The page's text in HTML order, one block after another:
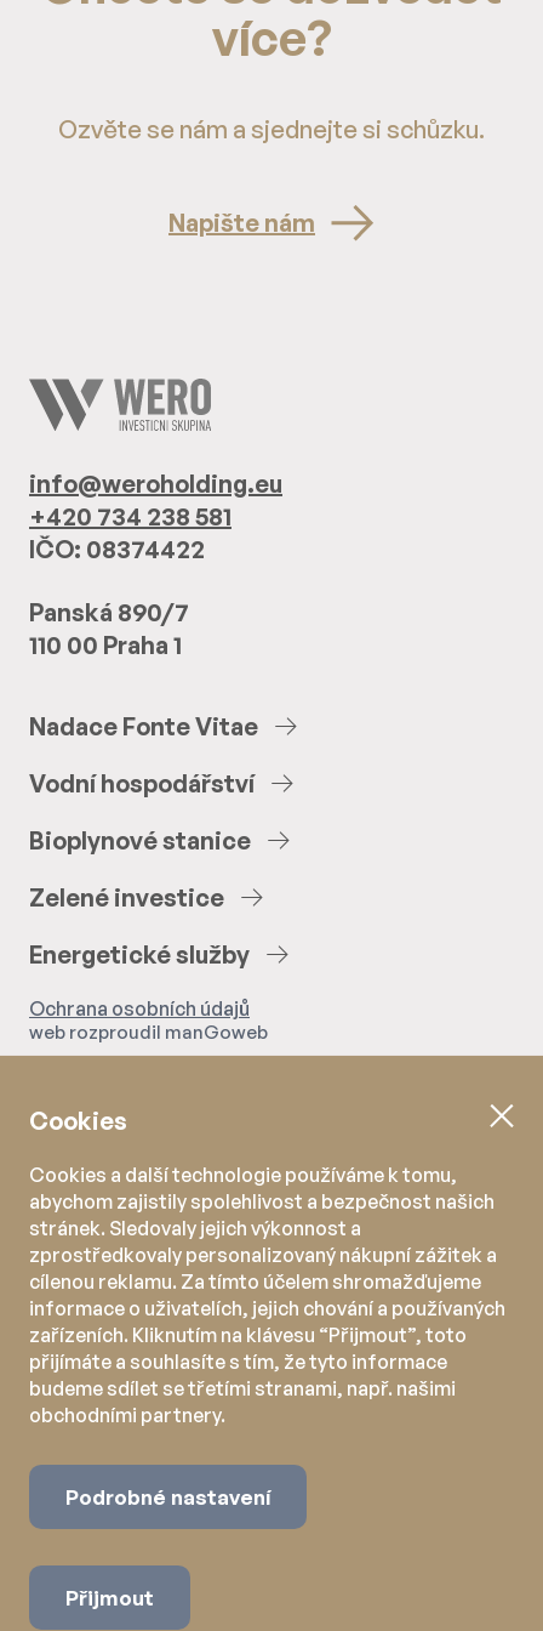
více?
Ozvěte se nám a sjednejte si schůzku.
Napište nám
info@weroholding.eu
+420 734 238 581
IČO: 08374422
Panská 890/7
110 00 Praha 1
Nadace FonteVitae
Vodníhospodářství
Bioplynovéstanice
Zelené investice
Energetickéslužby
Ochrana osobních údajů
web rozproudil manGoweb
Cookies
Cookies a další technologie používáme k tomu,
abychom zajistily spolehlivost a bezpečnost našich
stránek. Sledovaly jejich výkonnost a
zprostředkovaly personalizovaný nákupní zážitek a
cílenou reklamu. Za tímto účelem shromažďujeme
informace o uživatelích, jejich chování a používaných
zařízeních. Kliknutím na klávesu “Přijmout”, toto
přijímáte a souhlasíte s tím, že tyto informace
budeme sdílet se třetími stranami, např. našimi
obchodními partnery.
Podrobné nastavení
Přijmout